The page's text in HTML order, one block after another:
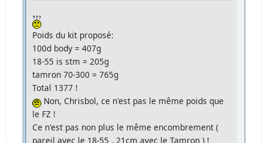
Poids du kit proposé:
100d body = 407g
18-55 is stm = 205g
tamron 70-300 = 765g
Total 1377 !
Non, Chrisbol, ce n'est pas le même poids que
le FZ !
Ce n'est pas non plus le même encombrement (
pareil avec le 18-55 , 21cm avec le Tamron ) !